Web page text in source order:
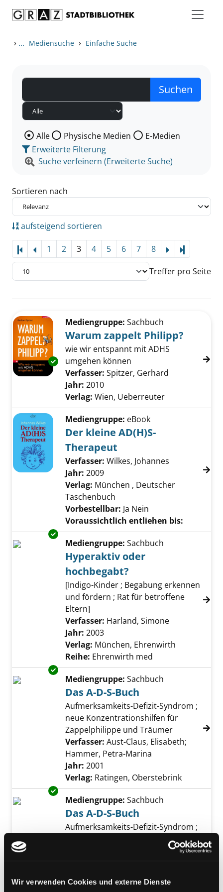
Wir verwenden Cookies und externe Dienste
› ... Mediensuche › Einfache Suche
Wählen Sie die Medienart nach der Sie suchen wollen.
Alle Physische Medien
E-Medien
Erweiterte Filterung
Suche verfeinern (Erweiterte Suche)
Sortieren nach
aufsteigend sortieren
1 2 3 4 5 6 7 8
Treffer pro Seite
Zu den Suchfiltern springen
Exemplar-Details von Warum zappelt
Mediengruppe: Sachbuch
Warum zappelt Philipp?
wie wir entspannt mit ADHS
umgehen können
Verfasser: Spitzer, Gerhard
Jahr: 2010
Verlag: Wien, Ueberreuter
Mediengruppe: eBook
Der kleine AD(H)S-
Therapeut
Verfasser: Wilkes, Johannes
Jahr: 2009
Verlag: München , Deutscher
Taschenbuch
Vorbestellbar: Ja Nein
Voraussichtlich entliehen bis:
Exemplar-Details von Hyperaktiv oder
Mediengruppe: Sachbuch
Hyperaktiv oder
hochbegabt?
[Indigo-Kinder ; Begabung erkennen
und fördern ; Rat für betroffene
Eltern]
Verfasser: Harland, Simone
Jahr: 2003
Verlag: München, Ehrenwirth
Reihe: Ehrenwirth med
Exemplar-Details von Das A-D-S-Buch
Mediengruppe: Sachbuch
Das A-D-S-Buch
Aufmerksamkeits-Defizit-Syndrom ;
neue Konzentrationshilfen für
Zappelphilippe und Träumer
Verfasser: Aust-Claus, Elisabeth;
Hammer, Petra-Marina
Jahr: 2001
Verlag: Ratingen, Oberstebrink
Exemplar-Details von Das A-D-S-Buch
Mediengruppe: Sachbuch
Das A-D-S-Buch
Aufmerksamkeits-Defizit-Syndrom ;
neue Konzentrationshilfen für
Zappelphilippe und Träumer
Jahr:2001